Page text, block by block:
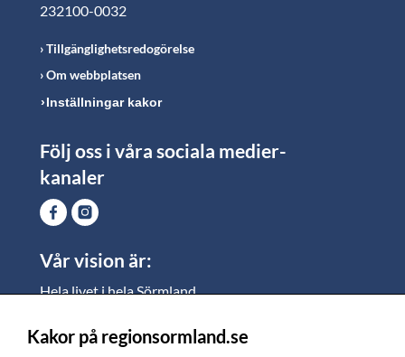
232100-0032
Tillgänglighetsredogörelse
Om webbplatsen
Inställningar kakor
Följ oss i våra sociala medier-
kanaler
Vår vision är:
Hela livet i hela Sörmland.
vi vill skapa jämlika möjligheter för både
medarbetare och invånare att växa.
Kakor på regionsormland.se